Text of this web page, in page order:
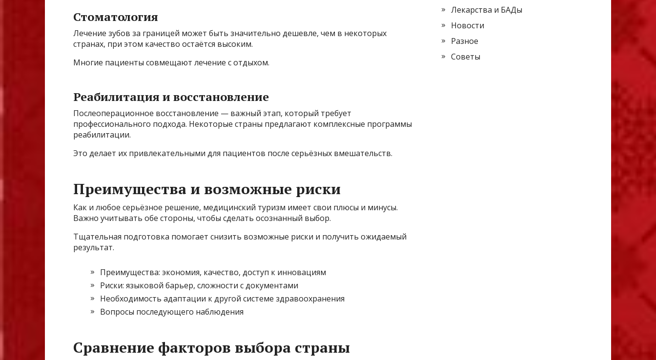
Стоматология
Лечение зубов за границей может быть значительно дешевле, чем в некоторых
странах, при этом качество остаётся высоким.
Многие пациенты совмещают лечение с отдыхом.
Реабилитация и восстановление
Послеоперационное восстановление — важный этап, который требует
профессионального подхода. Некоторые страны предлагают комплексные программы
реабилитации.
Это делает их привлекательными для пациентов после серьёзных вмешательств.
Преимущества и возможные риски
Как и любое серьёзное решение, медицинский туризм имеет свои плюсы и минусы.
Важно учитывать обе стороны, чтобы сделать осознанный выбор.
Тщательная подготовка помогает снизить возможные риски и получить ожидаемый
результат.
Преимущества: экономия, качество, доступ к инновациям
Риски: языковой барьер, сложности с документами
Необходимость адаптации к другой системе здравоохранения
Вопросы последующего наблюдения
Сравнение факторов выбора страны
Лекарства и БАДы
Новости
Разное
Советы